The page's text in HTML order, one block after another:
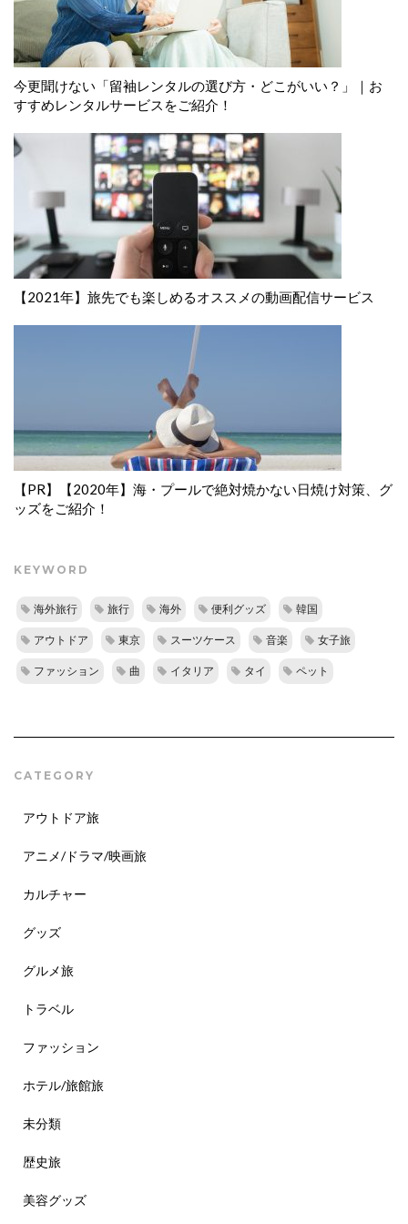
今更聞けない「留袖レンタルの選び方・どこがいい？」｜お
すすめレンタルサービスをご紹介！
【2021年】旅先でも楽しめるオススメの動画配信サービス
【PR】【2020年】海・プールで絶対焼かない日焼け対策、グ
ッズをご紹介！
KEYWORD
海外旅行 旅行 海外 便利グッズ 韓国
アウトドア 東京 スーツケース 音楽 女子旅
ファッション 曲 イタリア タイ ペット
CATEGORY
アウトドア旅
アニメ/ドラマ/映画旅
カルチャー
グッズ
グルメ旅
トラベル
ファッション
ホテル/旅館旅
未分類
歴史旅
美容グッズ